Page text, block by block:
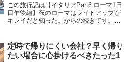
べて充実した時間を過ごせた！
この旅行記は【イタリアPart6:ローマ1日
目午後編】夜のローマはライトアップが
キレイだと知った。からの続きです。ロ
いたので、さっそくツアーバスを探しま
す。空気は冷た...
定時で帰りにくい会社？早く帰り
たい場合に心掛けるべきたった1